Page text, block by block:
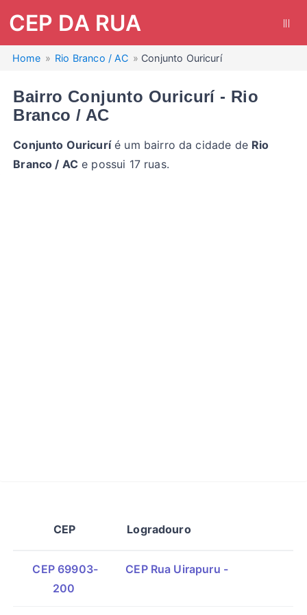
CEP DA RUA
Home Rio Branco / AC Conjunto Ouricurí
Bairro Conjunto Ouricurí - Rio
Branco / AC
Conjunto Ouricuríé um bairro da cidade de Rio
Branco / AC e possui 17 ruas.
CEP Logradouro
CEP 69903-
200
CEP Rua Uirapuru -